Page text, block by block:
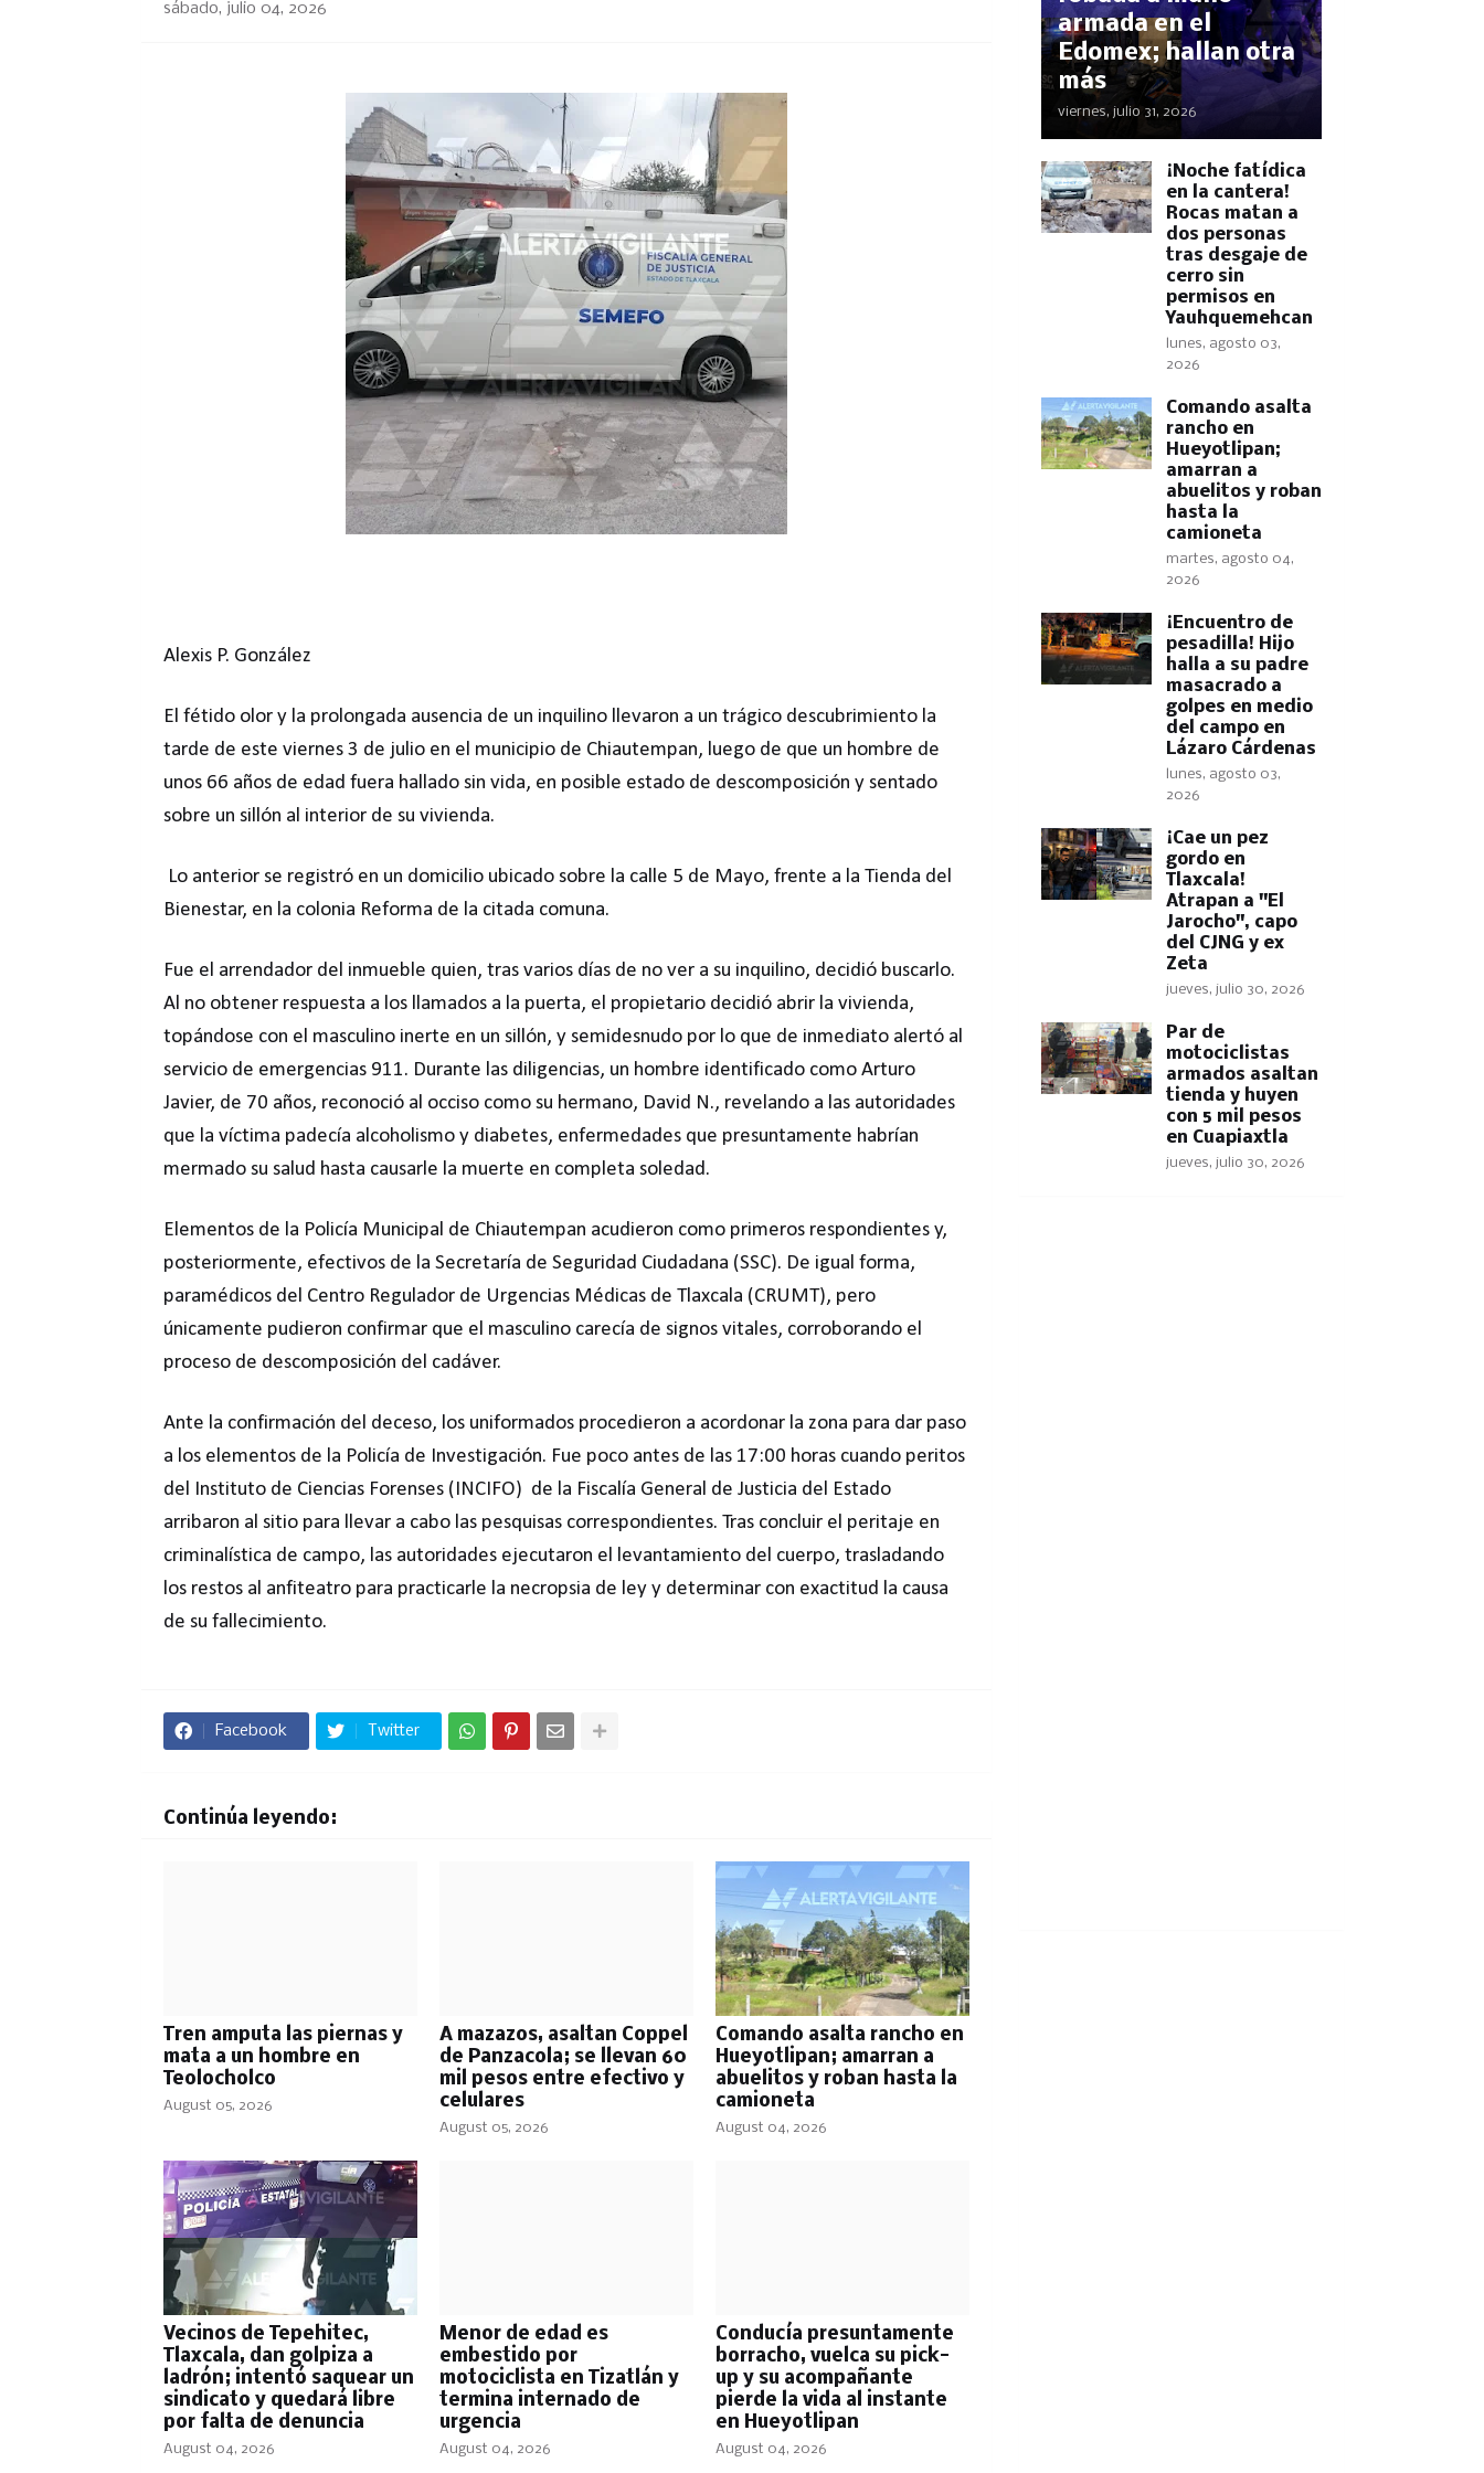
sábado, julio 04, 2026
Alexis P. González
El fétido olor y la prolongada ausencia de un inquilino llevaron a un trágico descubrimiento la
tarde de este viernes 3 de julio en el municipio de Chiautempan, luego de que un hombre de
unos 66 años de edad fuera hallado sin vida, en posible estado de descomposición y sentado
sobre un sillón al interior de su vivienda.
Lo anterior se registró en un domicilio ubicado sobre la calle 5 de Mayo, frente a la Tienda del
Bienestar, en la colonia Reforma de la citada comuna.
Fue el arrendador del inmueble quien, tras varios días de no ver a su inquilino, decidió buscarlo.
Al no obtener respuesta a los llamados a la puerta, el propietario decidió abrir la vivienda,
topándose con el masculino inerte en un sillón, y semidesnudo por lo que de inmediato alertó al
servicio de emergencias 911. Durante las diligencias, un hombre identificado como Arturo
Javier, de 70 años, reconoció al occiso como su hermano, David N., revelando a las autoridades
que la víctima padecía alcoholismo y diabetes, enfermedades que presuntamente habrían
mermado su salud hasta causarle la muerte en completa soledad.
Elementos de la Policía Municipal de Chiautempan acudieron como primeros respondientes y,
posteriormente, efectivos de la Secretaría de Seguridad Ciudadana (SSC). De igual forma,
paramédicos del Centro Regulador de Urgencias Médicas de Tlaxcala (CRUMT), pero
únicamente pudieron confirmar que el masculino carecía de signos vitales, corroborando el
proceso de descomposición del cadáver.
Ante la confirmación del deceso, los uniformados procedieron a acordonar la zona para dar paso
a los elementos de la Policía de Investigación. Fue poco antes de las 17:00 horas cuando peritos
del Instituto de Ciencias Forenses (INCIFO) de la Fiscalía General de Justicia del Estado
arribaron al sitio para llevar a cabo las pesquisas correspondientes. Tras concluir el peritaje en
criminalística de campo, las autoridades ejecutaron el levantamiento del cuerpo, trasladando
los restos al anfiteatro para practicarle la necropsia de ley y determinar con exactitud la causa
de su fallecimiento.
Facebook Twitter
Continúa leyendo:
Tren amputa las piernas y
mata a un hombre en
Teolocholco
August 05, 2026
A mazazos, asaltan Coppel
de Panzacola; se llevan 60
mil pesos entre efectivo y
celulares
August 05, 2026
Comando asalta rancho en
Hueyotlipan; amarran a
abuelitos y roban hasta la
camioneta
August 04, 2026
Vecinos de Tepehitec,
Tlaxcala, dan golpiza a
ladrón; intentó saquear un
sindicato y quedará libre
por falta de denuncia
August 04, 2026
Menor de edad es
embestido por
motociclista en Tizatlán y
termina internado de
urgencia
August 04, 2026
Conducía presuntamente
borracho, vuelca su pick-
up y su acompañante
pierde la vida al instante
en Hueyotlipan
August 04, 2026
armada en el
Edomex; hallan otra
más
viernes, julio 31, 2026
​¡Noche fatídica
en la cantera!
Rocas matan a
dos personas
tras desgaje de
cerro sin
permisos en
Yauhquemehcan
lunes, agosto 03,
2026
Comando asalta
rancho en
Hueyotlipan;
amarran a
abuelitos y roban
hasta la
camioneta
martes, agosto 04,
2026
​¡Encuentro de
pesadilla! Hijo
halla a su padre
masacrado a
golpes en medio
del campo en
Lázaro Cárdenas
lunes, agosto 03,
2026
​¡Cae un pez
gordo en
Tlaxcala!
Atrapan a "El
Jarocho", capo
del CJNG y ex
Zeta
jueves, julio 30, 2026
Par de
motociclistas
armados asaltan
tienda y huyen
con 5 mil pesos
en Cuapiaxtla
jueves, julio 30, 2026